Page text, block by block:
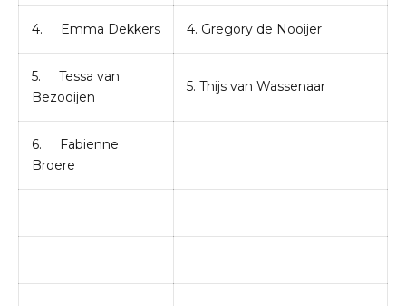
4. Emma Dekkers 4. Gregory de Nooijer
5. Tessa van
Bezooijen
5. Thijs van Wassenaar
6. Fabienne
Broere